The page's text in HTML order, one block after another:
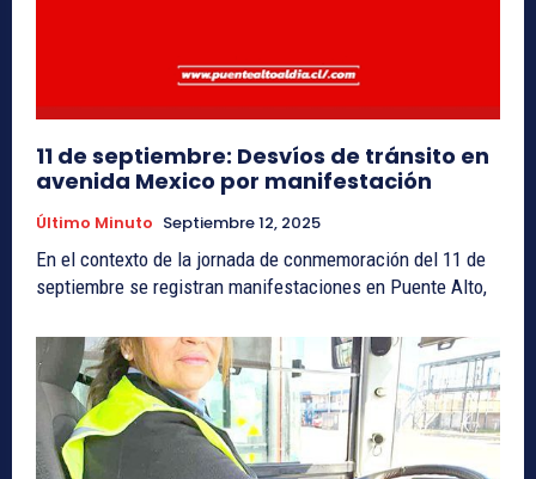
11 de septiembre: Desvíos de tránsito en
avenida Mexico por manifestación
Último Minuto Septiembre 12, 2025
En el contexto de la jornada de conmemoración del 11 de
septiembre se registran manifestaciones en Puente Alto,